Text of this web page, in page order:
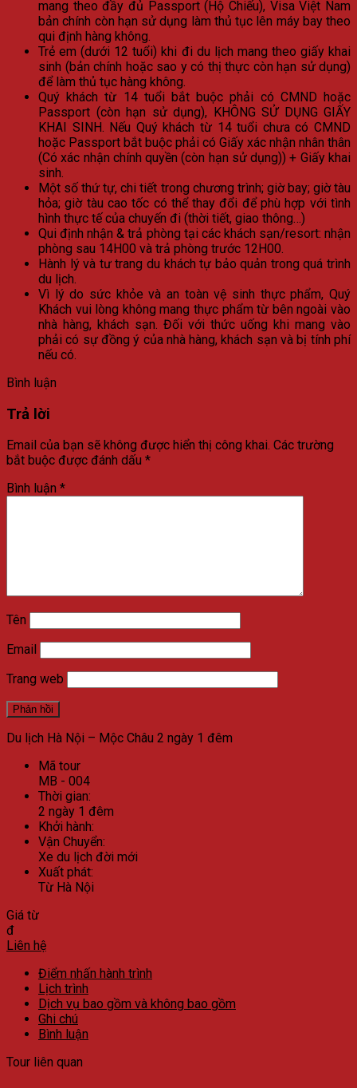
mang theo đầy đủ Passport (Hộ Chiếu), Visa Việt Nam
bản chính còn hạn sử dụng làm thủ tục lên máy bay theo
qui định hàng không.
Trẻ em (dưới 12 tuổi) khi đi du lịch mang theo giấy khai
sinh (bản chính hoặc sao y có thị thực còn hạn sử dụng)
để làm thủ tục hàng không.
Quý khách từ 14 tuổi bắt buộc phải có CMND hoặc
Passport (còn hạn sử dụng), KHÔNG SỬ DỤNG GIẤY
KHAI SINH. Nếu Quý khách từ 14 tuổi chưa có CMND
hoặc Passport bắt buộc phải có Giấy xác nhận nhân thân
(Có xác nhận chính quyền (còn hạn sử dụng)) + Giấy khai
sinh.
Một số thứ tự, chi tiết trong chương trình; giờ bay; giờ tàu
hỏa; giờ tàu cao tốc có thể thay đổi để phù hợp với tình
hình thực tế của chuyến đi (thời tiết, giao thông…)
Qui định nhận & trả phòng tại các khách sạn/resort: nhận
phòng sau 14H00 và trả phòng trước 12H00.
Hành lý và tư trang du khách tự bảo quản trong quá trình
du lịch.
Vì lý do sức khỏe và an toàn vệ sinh thực phẩm, Quý
Khách vui lòng không mang thực phẩm từ bên ngoài vào
nhà hàng, khách sạn. Đối với thức uống khi mang vào
phải có sự đồng ý của nhà hàng, khách sạn và bị tính phí
nếu có.
Bình luận
Trả lời
Email của bạn sẽ không được hiển thị công khai. Các trường
bắt buộc được đánh dấu *
Bình luận *
Tên
Email
Trang web
Du lịch Hà Nội – Mộc Châu 2 ngày 1 đêm
Mã tour
MB - 004
Thời gian:
2 ngày 1 đêm
Khởi hành:
Vận Chuyển:
Xe du lịch đời mới
Xuất phát:
Từ Hà Nội
Giá từ
đ
Liên hệ
Điểm nhấn hành trình
Lịch trình
Dịch vụ bao gồm và không bao gồm
Ghi chú
Bình luận
Tour liên quan